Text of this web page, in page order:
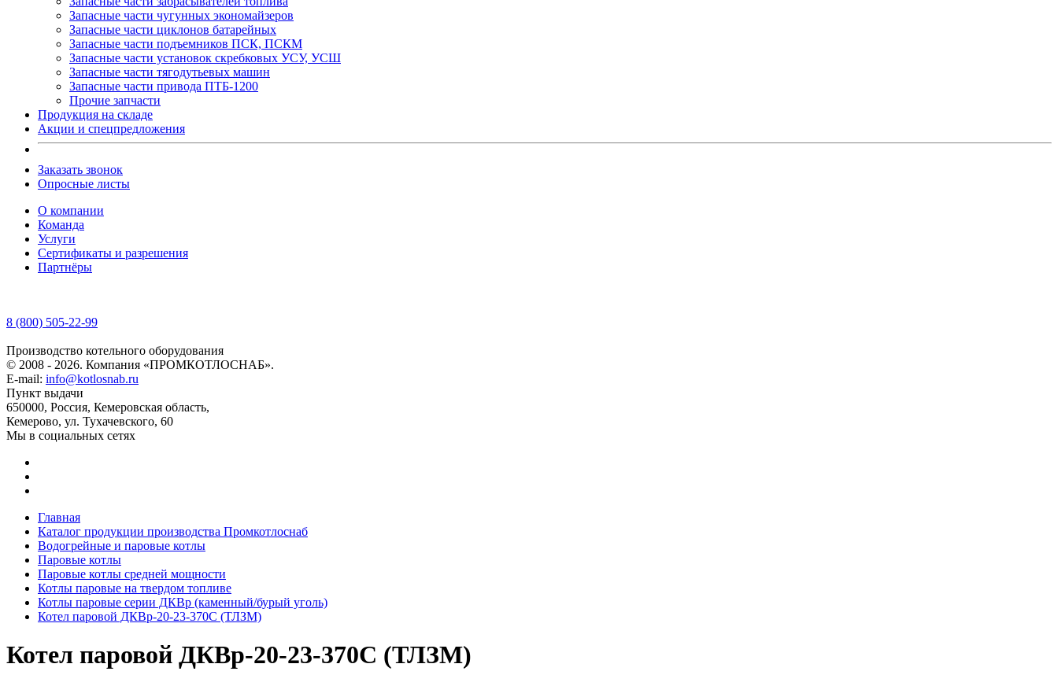
Запасные части чугунных экономайзеров
Запасные части циклонов батарейных
Запасные части подъемников ПСК, ПСКМ
Запасные части установок скребковых УСУ, УСШ
Запасные части тягодутьевых машин
Запасные части привода ПТБ-1200
Прочие запчасти
Продукция на складе
Акции и спецпредложения
Заказать звонок
Опросные листы
О компании
Команда
Услуги
Сертификаты и разрешения
Партнёры
8 (800) 505-22-99
Производство котельного оборудования
© 2008 - 2026. Компания «ПРОМКОТЛОСНАБ».
E-mail: info@kotlosnab.ru
Пункт выдачи
650000, Россия, Кемеровская область,
Кемерово, ул. Тухачевского, 60
Мы в социальных сетях
Главная
Каталог продукции производства Промкотлоснаб
Водогрейные и паровые котлы
Паровые котлы
Паровые котлы средней мощности
Котлы паровые на твердом топливе
Котлы паровые серии ДКВр (каменный/бурый уголь)
Котел паровой ДКВр-20-23-370С (ТЛЗМ)
Котел паровой ДКВр-20-23-370С (ТЛЗМ)